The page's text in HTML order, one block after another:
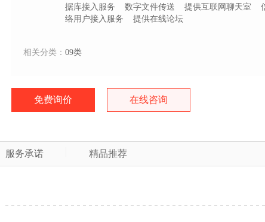
据库接入服务
数字文件传送 提供互联网聊天室
络用户接入服务
提供在线论坛
相关分类： 09类
免费询价 在线咨询
服务承诺 精品推荐